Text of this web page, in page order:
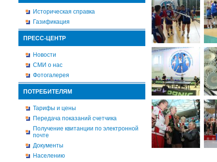
Историческая справка
Газификация
ПРЕСС-ЦЕНТР
Новости
СМИ о нас
Фотогалерея
ПОТРЕБИТЕЛЯМ
Тарифы и цены
Передача показаний счетчика
Получение квитанции по электронной
почте
Документы
Населению